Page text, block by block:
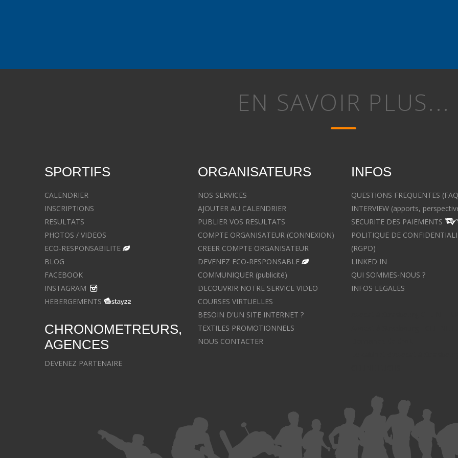
EN SAVOIR PLUS...
SPORTIFS
CALENDRIER
INSCRIPTIONS
RESULTATS
PHOTOS / VIDEOS
ECO-RESPONSABILITE
BLOG
FACEBOOK
INSTAGRAM
HEBERGEMENTS
CHRONOMETREURS,
AGENCES
DEVENEZ PARTENAIRE
ORGANISATEURS
NOS SERVICES
AJOUTER AU CALENDRIER
PUBLIER VOS RESULTATS
COMPTE ORGANISATEUR (CONNEXION)
CREER COMPTE ORGANISATEUR
DEVENEZ ECO-RESPONSABLE
COMMUNIQUER (publicité)
DECOUVRIR NOTRE SERVICE VIDEO
COURSES VIRTUELLES
BESOIN D'UN SITE INTERNET ?
TEXTILES PROMOTIONNELS
NOUS CONTACTER
INFOS
QUESTIONS FREQUENTES
INTERVIEW (apports,
SECURITE DES PAIEMENTS
POLITIQUE DE
(RGPD)
LINKED IN
QUI SOMMES-NOUS ?
INFOS LEGALES